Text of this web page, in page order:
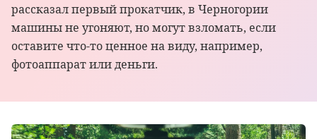
рассказал первый прокатчик, в Черногории
машины не угоняют, но могут взломать, если
оставите что-то ценное на виду, например,
фотоаппарат или деньги.